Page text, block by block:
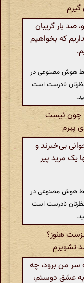
بار گریبان
که بخواهیم
هوش مصنوعی در
نظرتان نادرست است
چون نیست
پیرم
بی‌خبرند و
یک مرید پیر
هوش مصنوعی در
نظرتان نادرست است
هنوز؟
تشویرم
سر من برود، چه
عشق دوستم،